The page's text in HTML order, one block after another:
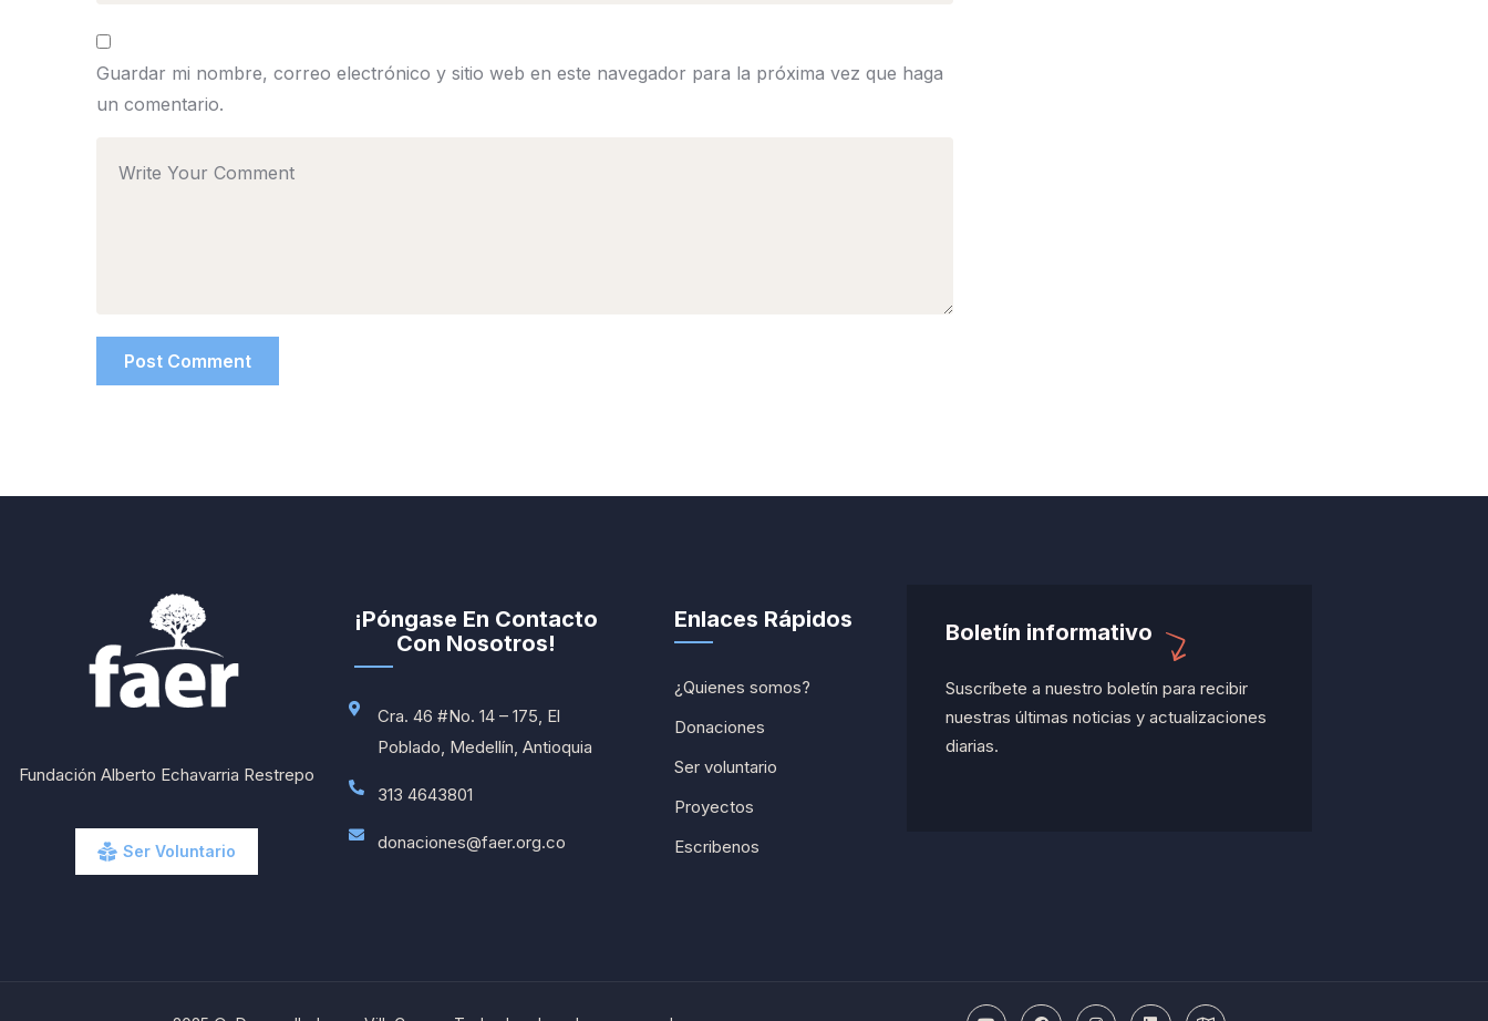
Guardar mi nombre, correo electrónico y sitio web en este navegador para la próxima vez que haga
un comentario.
Fundación Alberto Echavarria Restrepo
Ser Voluntario
¡Póngase En Contacto
Con Nosotros!
Cra. 46 #No. 14 – 175, El
Poblado, Medellín, Antioquia
313 4643801
donaciones@faer.org.co
Enlaces Rápidos
¿Quienes somos?
Donaciones
Ser voluntario
Proyectos
Escribenos
Boletín informativo
Suscríbete a nuestro boletín para recibir
nuestras últimas noticias y actualizaciones
diarias.